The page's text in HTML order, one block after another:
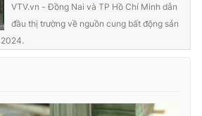
VTV.vn - Đồng Nai và TP Hồ Chí Minh dẫn
đầu thị trường về nguồn cung bất động sản